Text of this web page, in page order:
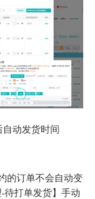
动发货时间
的订单不会自动变
待打单发货】手动